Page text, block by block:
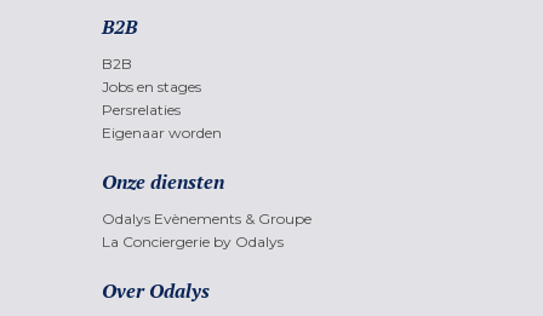
B2B
B2B
Jobs en stages
Persrelaties
Eigenaar worden
Onze diensten
Odalys Evènements & Groupe
La Conciergerie by Odalys
Over Odalys